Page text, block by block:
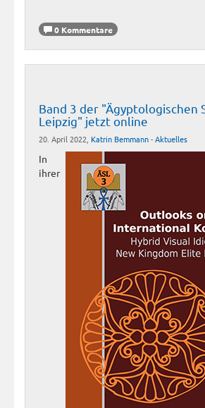
0 Kommentare
Band 3 der "Ägyptologischen
Leipzig" jetzt online
20. April 2022, Katrin Bemmann-Aktuelles
In
ihrer